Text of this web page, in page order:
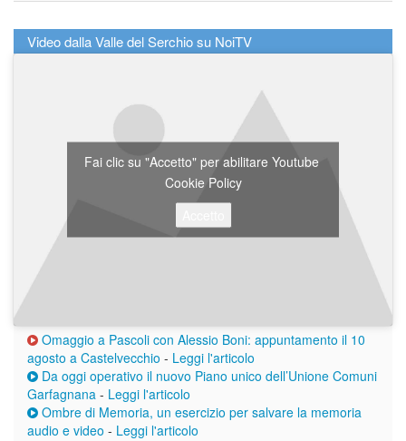
Video dalla Valle del Serchio su NoiTV
Fai clic su "Accetto" per abilitare Youtube
Cookie Policy
Omaggio a Pascoli con Alessio Boni: appuntamento il 10
agosto a Castelvecchio - Leggi l'articolo
Da oggi operativo il nuovo Piano unico dell’Unione Comuni
Garfagnana - Leggi l'articolo
Ombre di Memoria, un esercizio per salvare la memoria
audio e video - Leggi l'articolo